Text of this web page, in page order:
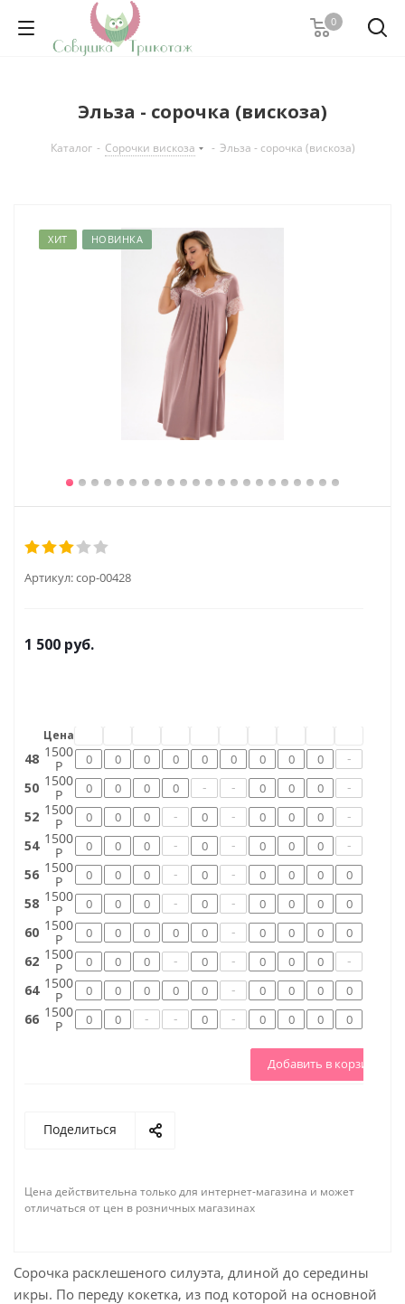
0
Эльза - сорочка (вискоза)
Каталог - Сорочки вискоза - Эльза - сорочка (вискоза)
ХИТ НОВИНКА
Артикул:сор-00428
1 500 руб.
Цена
48 1500
Р
-
50 1500
Р
- -
-
52 1500
Р
- - -
54 1500
Р
- - -
56 1500
Р
- -
58 1500
Р
-
-
60 1500
Р
-
62 1500
Р
- - -
64 1500
Р
-
66 1500
Р
- - -
Добавить в корзину
Поделиться
Цена действительна только для интернет-магазина и может
отличаться от цен в розничных магазинах
Сорочка расклешеного силуэта, длиной до середины
икры. По переду кокетка, из под которой на основной